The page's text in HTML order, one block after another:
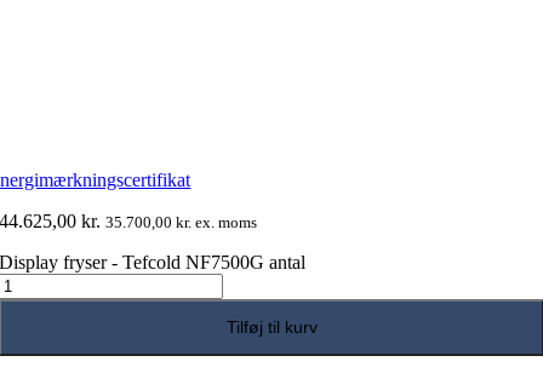
44.625,00kr. 35.700,00kr. ex. moms
Display fryser - Tefcold NF7500G antal
Tilføj til kurv